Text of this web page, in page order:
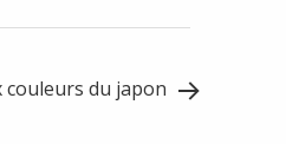
du japon